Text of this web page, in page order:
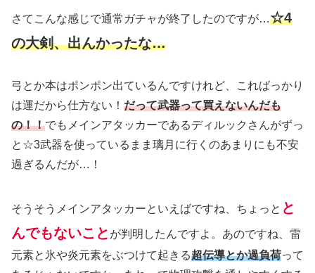
さてこんな感じで通常ガチャが終了したのですが…☆4
の大剣、出んかったな…
弓とか本はポンポン出ているんですけれど、こればっかり
は運だから仕方ない！ だって武器って買えないんだも
の！！でもメインアタッカーであるディルックさんがずっ
と☆3武器を使っているまま璃月に行くのあまりにも不安
過ぎるんだが…！
そうそうメインアタッカーといえばですね、ちょっと と
んでもないこと が判明したんですよ。あのですね、雷
元素と氷や炎元素をぶつけて起きる超伝導とか過負荷って